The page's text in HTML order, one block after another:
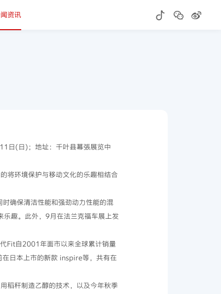
资讯
(日)；地址：千叶县幕張展览中
环境保护与移动文化的乐趣相结合
确保清洁性能和强劲动力性能的混
趣。此外，9月在法兰克福车展上发
Fit自2001年面市以来全球累计销量
日本上市的新款 inspire等，共有在
秆制造乙醇的技术，以及今年秋季